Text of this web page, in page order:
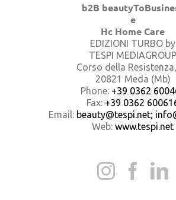
b2B
e
Hc Home Care
EDIZIONI TURBO by
TESPI MEDIAGROUP
Corso della
20821 Meda (Mb)
Phone: +39 0362
Fax: +39 0362
Email: beauty@tespi.net;
Web: www.tespi.net